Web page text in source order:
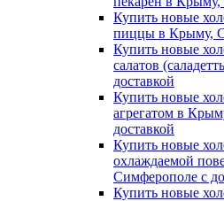
Купить новые
пиццы в Крыму,
Купить новые
салатов
доставкой
Купить новые
агрегатом в
доставкой
Купить новые
охлаждаемой
Симферополе с
Купить новые